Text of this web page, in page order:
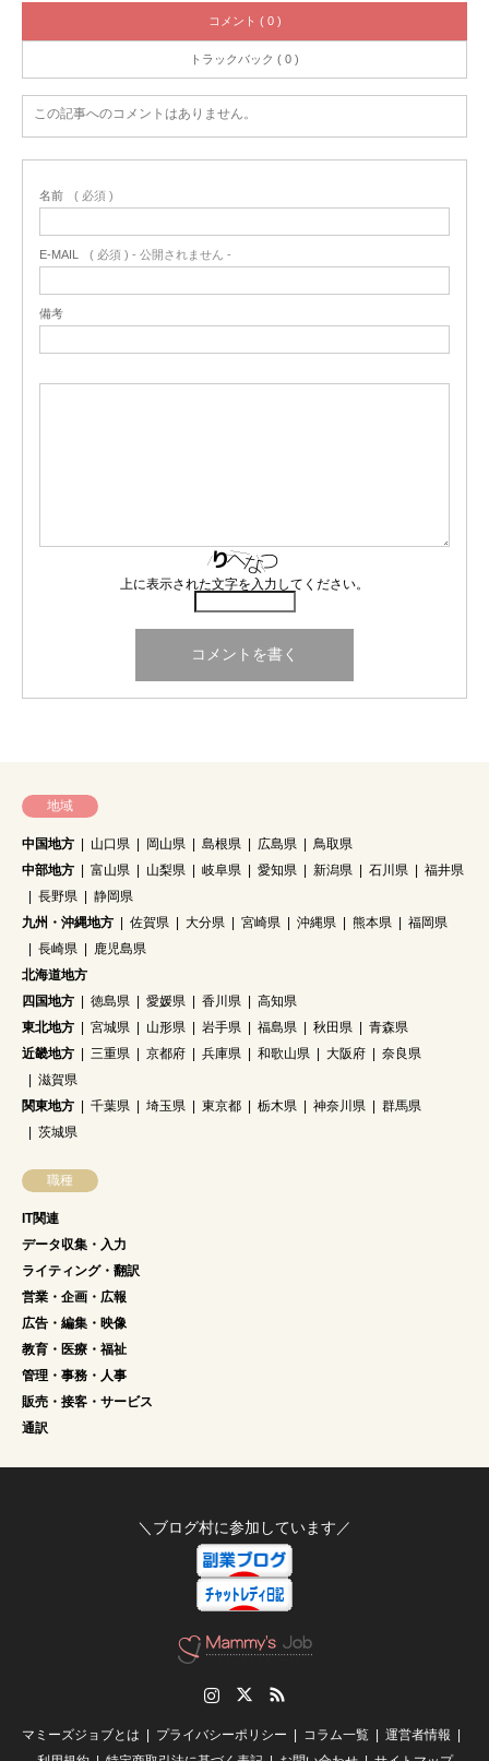
コメント ( 0 )
トラックバック ( 0 )
この記事へのコメントはありません。
名前 ( 必須 )
E-MAIL ( 必須 ) - 公開されません -
備考
上に表示された文字を入力してください。
地域
中国地方 山口県 岡山県 島根県 広島県
鳥取県
中部地方
富山県 山梨県 岐阜県 愛知県 新潟県 石川県
福井県
長野県
静岡県
九州・沖縄地方
佐賀県 大分県 宮崎県 沖縄県 熊本県
福岡県
長崎県
鹿児島県
北海道地方
四国地方
徳島県 愛媛県 香川県
高知県
東北地方
宮城県 山形県 岩手県 福島県 秋田県
青森県
近畿地方
三重県 京都府 兵庫県 和歌山県 大阪府
奈良県
滋賀県
関東地方
千葉県 埼玉県 東京都 栃木県 神奈川県
群馬県
茨城県
職種
IT関連
データ収集・入力
ライティング・翻訳
営業・企画・広報
広告・編集・映像
教育・医療・福祉
管理・事務・人事
販売・接客・サービス
通訳
＼ブログ村に参加しています／
マミーズジョブとは プライバシーポリシー コラム一覧
運営者情報